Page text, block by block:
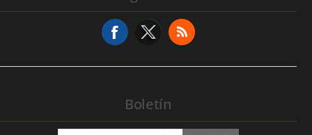
Solicitud de Servicio
Boletín